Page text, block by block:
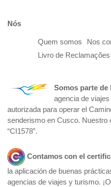
Nós
Quem somos Nos
Livro de Reclamações
Somos parte de
agencia de
autorizada para operar el
senderismo en Cusco. Nuestro
“CI1578”.
Contamos con el
la aplicación de buenas
agencias de viajes y turismo.